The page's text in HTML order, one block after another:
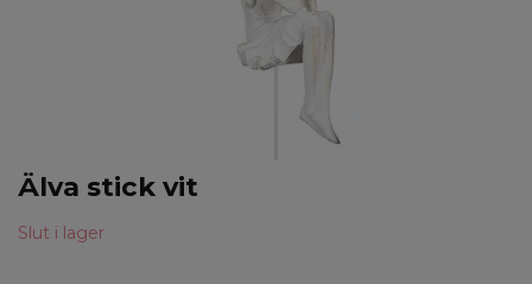
Älva stick vit
Slut i lager